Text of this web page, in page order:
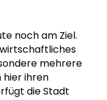
noch am Ziel.
mehrere
hier ihren
die Stadt